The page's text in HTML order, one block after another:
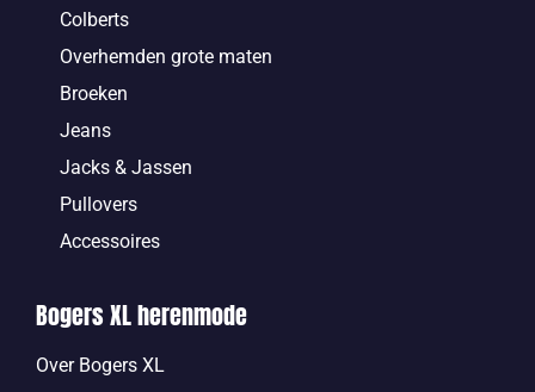
Colberts
Overhemden grote maten
Broeken
Jeans
Jacks & Jassen
Pullovers
Accessoires
Bogers XL herenmode
Over Bogers XL